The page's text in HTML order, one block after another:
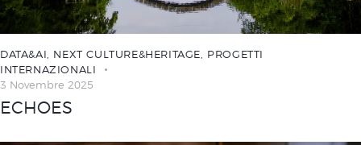
DATA&AI NEXT CULTURE&HERITAGE
PROGETTI
INTERNAZIONALI
3 Novembre 2025
ECHOES